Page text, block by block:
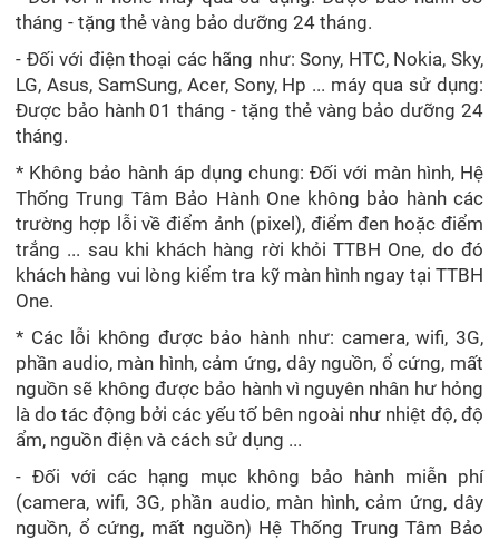
tháng - tặng thẻ vàng bảo dưỡng 24 tháng.
- Đối với điện thoại các hãng như: Sony, HTC, Nokia, Sky,
LG, Asus, SamSung, Acer, Sony, Hp ... máy qua sử dụng:
Được bảo hành 01 tháng - tặng thẻ vàng bảo dưỡng 24
tháng.
* Không bảo hành áp dụng chung: Đối với màn hình, Hệ
Thống Trung Tâm Bảo Hành One không bảo hành các
trường hợp lỗi về điểm ảnh (pixel), điểm đen hoặc điểm
trắng ... sau khi khách hàng rời khỏi TTBH One, do đó
khách hàng vui lòng kiểm tra kỹ màn hình ngay tại TTBH
One.
* Các lỗi không được bảo hành như: camera, wifi, 3G,
phần audio, màn hình, cảm ứng, dây nguồn, ổ cứng, mất
nguồn sẽ không được bảo hành vì nguyên nhân hư hỏng
là do tác động bởi các yếu tố bên ngoài như nhiệt độ, độ
ẩm, nguồn điện và cách sử dụng ...
- Đối với các hạng mục không bảo hành miễn phí
(camera, wifi, 3G, phần audio, màn hình, cảm ứng, dây
nguồn, ổ cứng, mất nguồn) Hệ Thống Trung Tâm Bảo